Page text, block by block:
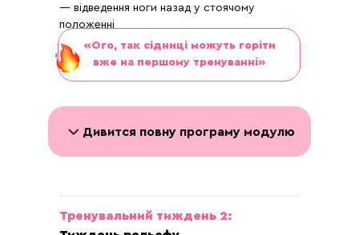
PDF: 14 варіантів вечерь
— вечеря без здуття
— варіанти для відновлення і м’язового
росту
Урок 4: Як фіксувати фото до/після
— відведення ноги назад у стоячому
положенні
«Ого, так сідниці можуть горіти
вже на першому тренуванні»
Дивится повну програму модулю
корпус
— віджимання
Тренувальний тиждень 2: